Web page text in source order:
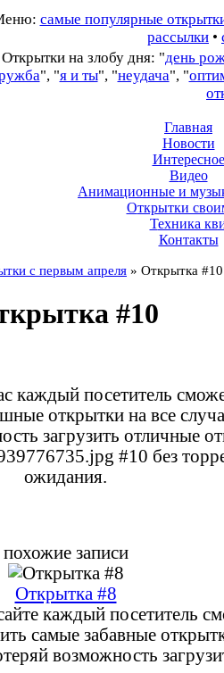
самые популярные
рассылки •
Открытки на злобу дня: "день
", "я и ты", "неудача", "
Главная
Новости
Интересное
Видео
Анимационные и
Открытки
Техника
Контакты
с первым апреля » Открытка #10
#10
каждый посетитель
открытки на все
загрузить отличные
#10 без
ожидания.
похожие записи
Открытка #8
каждый посетитель
самые забавные
возможность